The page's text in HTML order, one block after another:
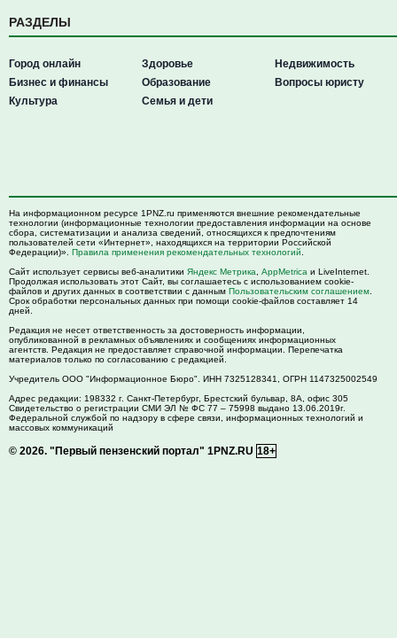
РАЗДЕЛЫ
Город онлайн
Бизнес и финансы
Культура
Здоровье
Образование
Семья и дети
Недвижимость
Вопросы юристу
На информационном ресурсе 1PNZ.ru применяются внешние рекомендательные
технологии (информационные технологии предоставления информации на основе
сбора, систематизации и анализа сведений, относящихся к предпочтениям
пользователей сети «Интернет», находящихся на территории Российской
Федерации)». Правила применения рекомендательных технологий
Сайт использует сервисы веб-аналитики Яндекс Метрика AppMetrica и LiveInternet.
Продолжая использовать этот Сайт, вы соглашаетесь с использованием cookie-
файлов и других данных в соответствии с данным Пользовательским соглашением
Срок обработки персональных данных при помощи cookie-файлов составляет 14
дней.
Редакция не несет ответственность за достоверность информации,
опубликованной в рекламных объявлениях и сообщениях информационных
агентств. Редакция не предоставляет справочной информации. Перепечатка
материалов только по согласованию с редакцией.
Учредитель ООО "Информационное Бюро". ИНН 7325128341, ОГРН 1147325002549
Адрес редакции: 198332 г. Санкт-Петербург, Брестский бульвар, 8А, офис 305
Свидетельство о регистрации СМИ ЭЛ № ФС 77 – 75998 выдано 13.06.2019г.
Федеральной службой по надзору в сфере связи, информационных технологий и
массовых коммуникаций
© 2026. "Первый пензенский портал" 1PNZ.RU 18+